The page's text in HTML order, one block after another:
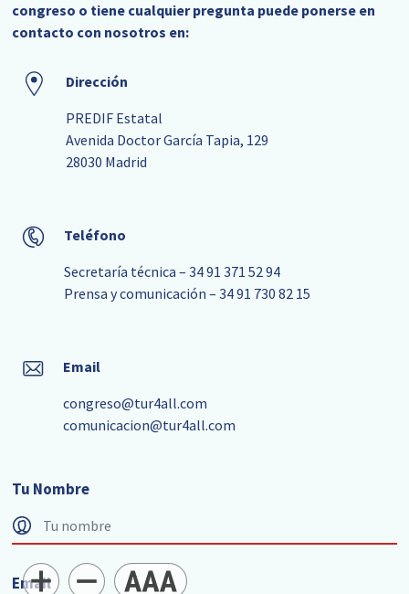
congreso o tiene cualquier pregunta puede ponerse en
contacto con nosotros en:
Dirección
PREDIF Estatal
Avenida Doctor García Tapia, 129
28030 Madrid
Teléfono
Secretaría técnica – 34 91 371 52 94
Prensa y comunicación – 34 91 730 82 15
Email
congreso@tur4all.com
comunicacion@tur4all.com
Tu Nombre
Email